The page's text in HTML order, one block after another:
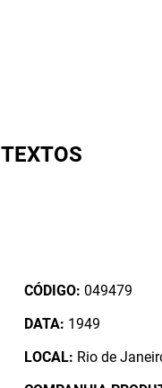
TEXTOS
CÓDIGO: 049479
DATA: 1949
LOCAL: Rio de